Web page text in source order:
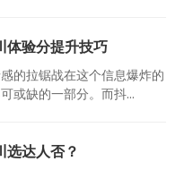
体验分提升技巧
的拉锯战在这个信息爆炸的
或缺的一部分。而抖...
选达人否？